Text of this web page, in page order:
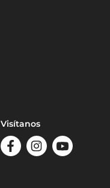
Visítanos